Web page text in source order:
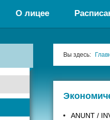
О лицее
Вы здесь:
ANUNT /